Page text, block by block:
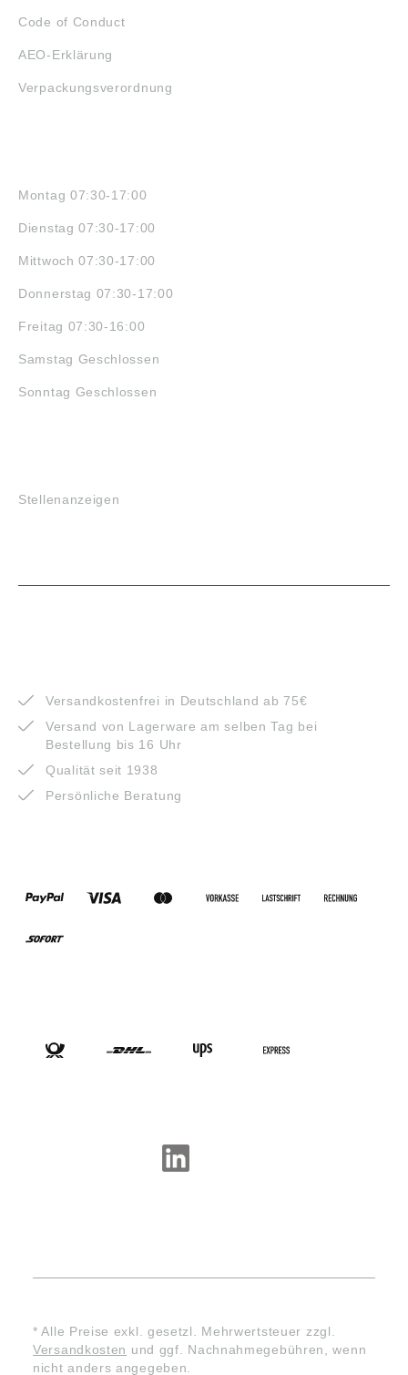
Code of Conduct
AEO-Erklärung
Verpackungsverordnung
Montag 07:30-17:00
Dienstag 07:30-17:00
Mittwoch 07:30-17:00
Donnerstag 07:30-17:00
Freitag 07:30-16:00
Samstag Geschlossen
Sonntag Geschlossen
Stellenanzeigen
Versandkostenfrei in Deutschland ab 75€
Versand von Lagerware am selben Tag bei
Bestellung bis 16 Uhr
Qualität seit 1938
Persönliche Beratung
* Alle Preise exkl. gesetzl. Mehrwertsteuer zzgl.
Versandkosten und ggf. Nachnahmegebühren, wenn
nicht anders angegeben.